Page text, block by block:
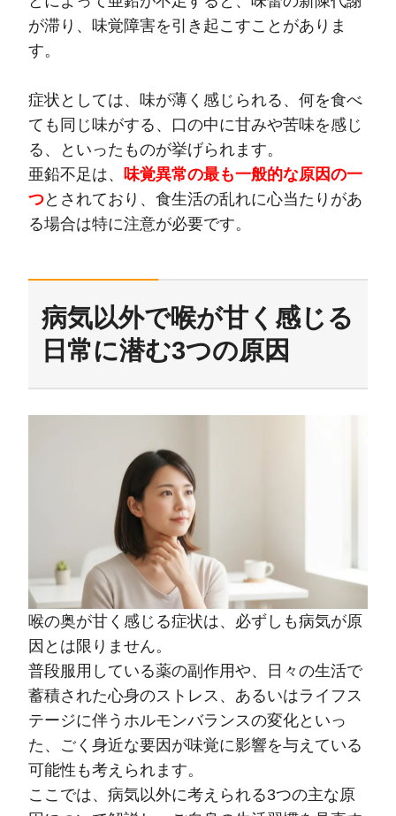
が滞り、味覚障害を引き起こすことがありま
す。
症状としては、味が薄く感じられる、何を食べ
ても同じ味がする、口の中に甘みや苦味を感じ
る、といったものが挙げられます。
亜鉛不足は、 味覚異常の最も一般的な原因の一
つとされており、食生活の乱れに心当たりがあ
る場合は特に注意が必要です。
病気以外で喉が甘く感じる
日常に潜む3つの原因
喉の奥が甘く感じる症状は、必ずしも病気が原
因とは限りません。
普段服用している薬の副作用や、日々の生活で
蓄積された心身のストレス、あるいはライフス
テージに伴うホルモンバランスの変化といっ
た、ごく身近な要因が味覚に影響を与えている
可能性も考えられます。
ここでは、病気以外に考えられる3つの主な原